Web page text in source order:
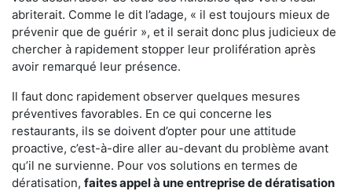
abriterait. Comme le dit l’adage, « il est toujours mieux de
prévenir que de guérir », et il serait donc plus judicieux de
chercher à rapidement stopper leur prolifération après
avoir remarqué leur présence.
Il faut donc rapidement observer quelques mesures
préventives favorables. En ce qui concerne les
restaurants, ils se doivent d’opter pour une attitude
proactive, c’est-à-dire aller au-devant du problème avant
qu’il ne survienne. Pour vos solutions en termes de
dératisation, faites appel à une entreprise de dératisation